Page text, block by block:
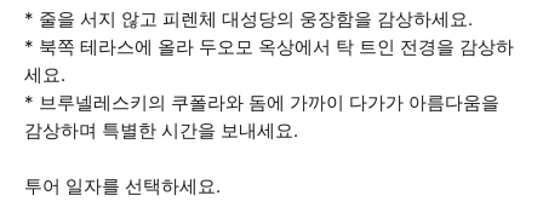
* 줄을 서지 않고 피렌체 대성당의 웅장함을 감상하세요.
* 북쪽 테라스에 올라 두오모 옥상에서 탁 트인 전경을 감상하
세요.
* 브루넬레스키의 쿠폴라와 돔에 가까이 다가가 아름다움을
감상하며 특별한 시간을 보내세요.
투어 일자를 선택하세요.